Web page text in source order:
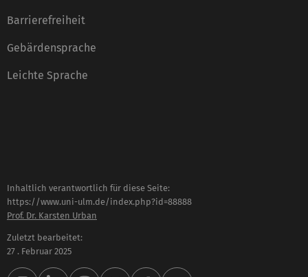
Barrierefreiheit
Gebärdensprache
Leichte Sprache
Inhaltlich verantwortlich für diese Seite:
https://www.uni-ulm.de/index.php?id=88888
Prof. Dr. Karsten Urban
Zuletzt bearbeitet:
27 . Februar 2025